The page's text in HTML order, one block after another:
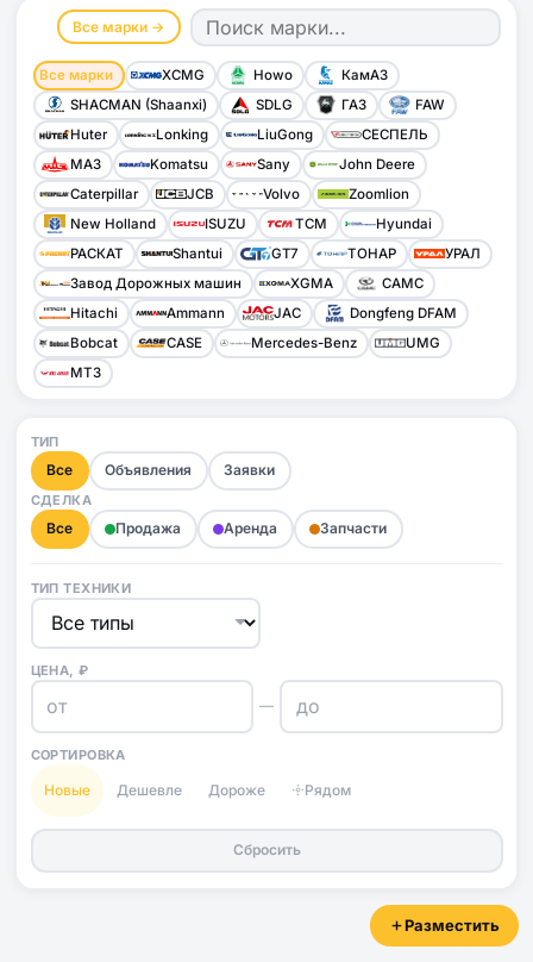
Все марки →
Все марки XCMG Howo
КамАЗ
SHACMAN (Shaanxi)
SDLG ГАЗ
FAW
Huter
Lonking LiuGong
СЕСПЕЛЬ
МАЗ
Komatsu Sany
John Deere
Caterpillar
JCB Volvo
Zoomlion
New Holland
ISUZU TCM
Hyundai
РАСКАТ
Shantui GT7 ТОНАР
УРАЛ
Завод Дорожных машин
XGMA
CAMC
Hitachi
Ammann JAC
Dongfeng DFAM
Bobcat
CASE Mercedes-Benz
UMG
МТЗ
ТИП
Все Объявления Заявки
СДЕЛКА
Все Продажа Аренда Запчасти
ТИП ТЕХНИКИ
ЦЕНА, ₽
—
СОРТИРОВКА
Новые Дешевле Дороже Рядом
Сбросить
Разместить